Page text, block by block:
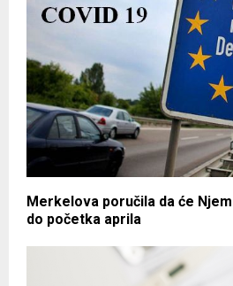
Merkelova poručila da će
do početka aprila